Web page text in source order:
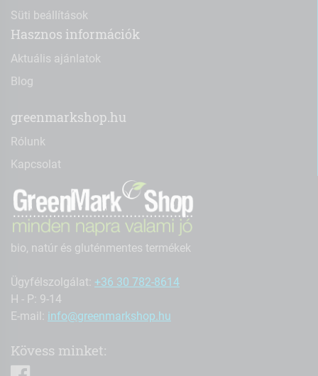
Süti beállítások
Hasznos információk
Aktuális ajánlatok
Blog
greenmarkshop.hu
Rólunk
Kapcsolat
bio, natúr és gluténmentes termékek
Ügyfélszolgálat: +36 30 782-8614
H - P: 9-14
E-mail: info@greenmarkshop.hu
Kövess minket: